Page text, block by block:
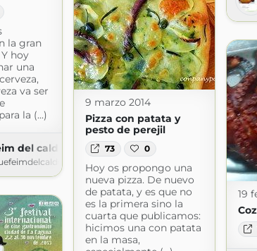
la gran
hoy
una
va ser
la (...)
del caldo. Recetas de cocina, amigos y
9 marzo 2014
Pizza con patata y
pesto de perejil
73 0
Hoy os propongo una
nueva pizza. De nuevo
de patata, y es que no
es la primera sino la
cuarta que publicamos:
hicimos una con patata
en la masa,
19